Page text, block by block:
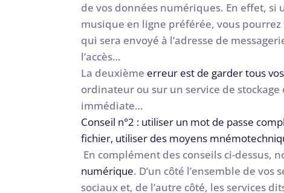
de vos données numériques. En effet, si
musique en ligne préférée, vous
qui sera envoyé à l’adresse de
l’accès…
La deuxième erreur est de garder tous
ordinateur ou sur un service de
immédiate…
Conseil n°2 : utiliser un mot de passe
fichier, utiliser des moyens
En complément des conseils ci-dessus,
numérique. D’un côté l’ensemble de
sociaux et, de l’autre côté, les services